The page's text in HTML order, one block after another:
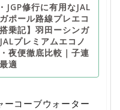
JGP修行に有用なJAL
ポール路線プレエコ
乗記】羽田ーシンガ
プレミアムエコノ
夜便徹底比較｜子連
適
ーコーブウォーター